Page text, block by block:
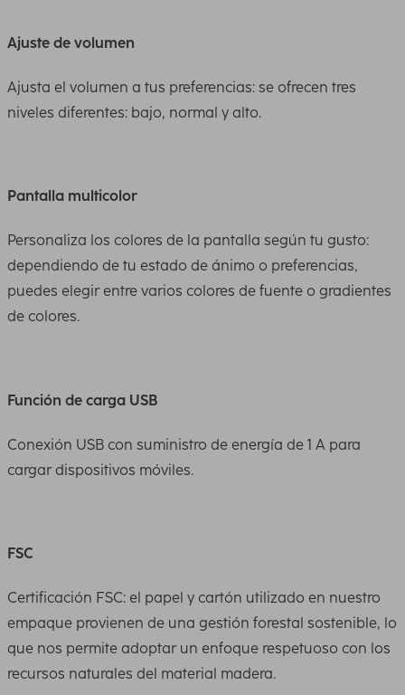
Ajuste de volumen
Ajusta el volumen a tus preferencias: se ofrecen tres
niveles diferentes: bajo, normal y alto.
Pantalla multicolor
Personaliza los colores de la pantalla según tu gusto:
dependiendo de tu estado de ánimo o preferencias,
puedes elegir entre varios colores de fuente o gradientes
de colores.
Función de carga USB
Conexión USB con suministro de energía de 1 A para
cargar dispositivos móviles.
FSC
Certificación FSC: el papel y cartón utilizado en nuestro
empaque provienen de una gestión forestal sostenible, lo
que nos permite adoptar un enfoque respetuoso con los
recursos naturales del material madera.